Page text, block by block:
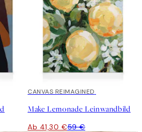
30%*
CANVAS REIMAGINED
Make Lemonade Leinwandbild
Ab 41,30 €59 €